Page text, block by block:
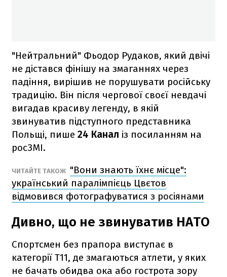
"Нейтральний" Фьодор Рудаков, який двічі
не дістався фінішу на змаганнях через
падіння, вирішив не порушувати російську
традицію. Він після чергової своєї невдачі
вигадав красиву легенду, в якій
звинуватив підступного представника
Польщі, пише 24 Канал із посиланням на
росЗМІ.
ЧИТАЙТЕ ТАКОЖ "Вони знають їхнє місце":
український паралімпієць Цвєтов
відмовився фотографуватися з росіянами
Дивно, що не звинуватив НАТО
Спортсмен без прапора виступає в
категорії T11, де змагаються атлети, у яких
не бачать обидва ока або гострота зору